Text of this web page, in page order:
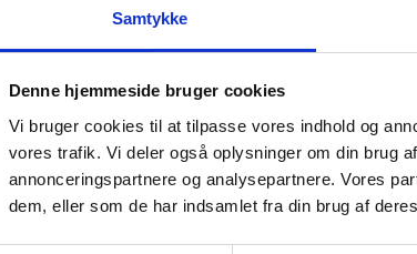
Samtykke
Denne hjemmeside bruger cookies
Vi bruger cookies til at tilpasse vores indhold og
vores trafik. Vi deler også oplysninger om din brug
annonceringspartnere og analysepartnere. Vores
dem, eller som de har indsamlet fra din brug af
dashboard Virksomhedens